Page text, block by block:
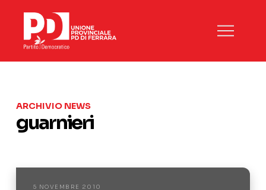
ARCHIVIO NEWS
guarnieri
5 NOVEMBRE 2010